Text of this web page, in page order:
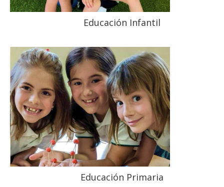
Educación Infantil
Educación Primaria